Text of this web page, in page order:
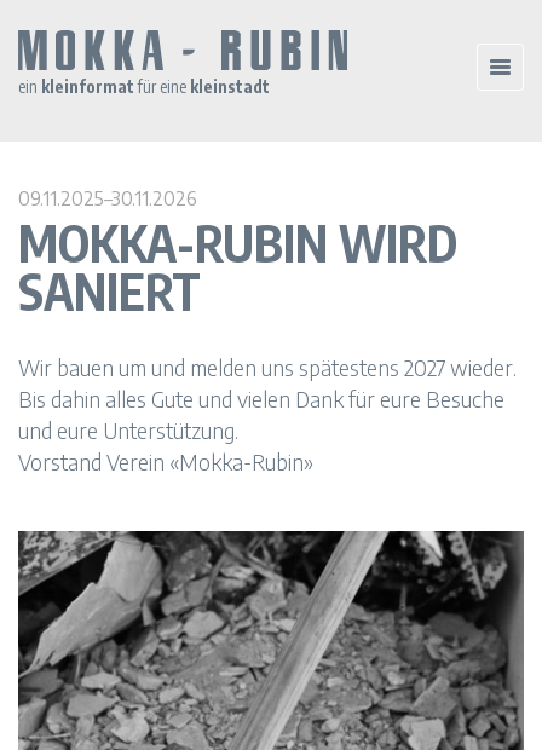
ein kleinformatfür eine kleinstadt
09.11.2025–30.11.2026
MOKKA-RUBIN WIRD
SANIERT
Wir bauen um und melden uns spätestens 2027 wieder.
Bis dahin alles Gute und vielen Dank für eure Besuche
und eure Unterstützung.
Vorstand Verein «Mokka-Rubin»